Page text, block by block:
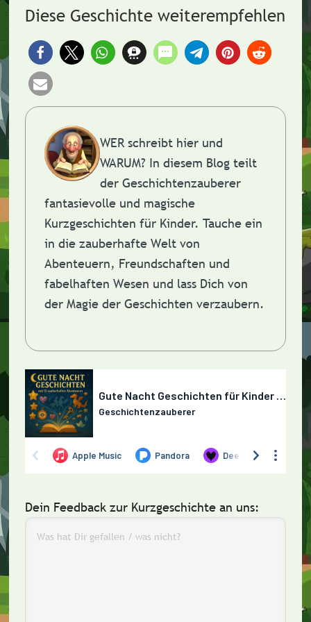
Diese Geschichte weiterempfehlen
WER schreibt hier und
WARUM? In diesem Blog teilt
der Geschichtenzauberer
fantasievolle und magische
Kurzgeschichten für Kinder. Tauche ein
in die zauberhafte Welt von
Abenteuern, Freundschaften und
fabelhaften Wesen und lass Dich von
der Magie der Geschichten verzaubern.
Dein Feedback zur Kurzgeschichte an uns: